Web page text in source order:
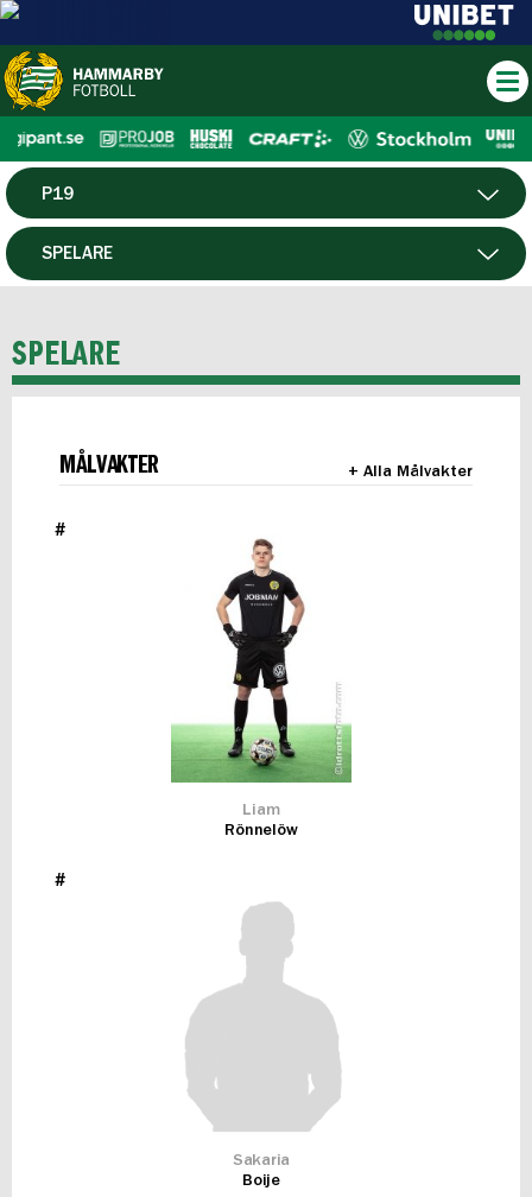
HERR
HTFF
P19
SPELARE
SPELARE
MÅLVAKTER + Alla Målvakter
#
Liam
Rönnelöw
#
Sakaria
Boije